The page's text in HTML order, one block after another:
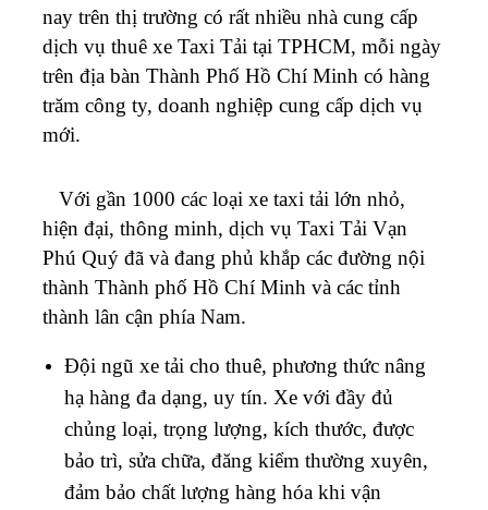
nay trên thị trường có rất nhiều nhà cung cấp
dịch vụ thuê xe Taxi Tải tại TPHCM, mỗi ngày
trên địa bàn Thành Phố Hồ Chí Minh có hàng
trăm công ty, doanh nghiệp cung cấp dịch vụ
mới.
Với gần 1000 các loại xe taxi tải lớn nhỏ,
hiện đại, thông minh, dịch vụ Taxi Tải Vạn
Phú Quý đã và đang phủ khắp các đường nội
thành Thành phố Hồ Chí Minh và các tỉnh
thành lân cận phía Nam.
Đội ngũ xe tải cho thuê, phương thức nâng
hạ hàng đa dạng, uy tín. Xe với đầy đủ
chủng loại, trọng lượng, kích thước, được
bảo trì, sửa chữa, đăng kiểm thường xuyên,
đảm bảo chất lượng hàng hóa khi vận